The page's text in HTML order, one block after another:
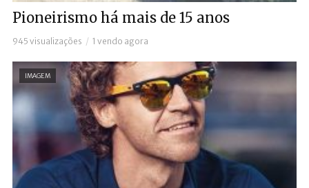
Pioneirismo há mais de 15 anos
945 visualizações 1 vendo agora
IMAGEM